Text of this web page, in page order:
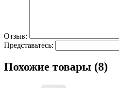
Отзыв:
Представьтесь:
Похожие товары (8)